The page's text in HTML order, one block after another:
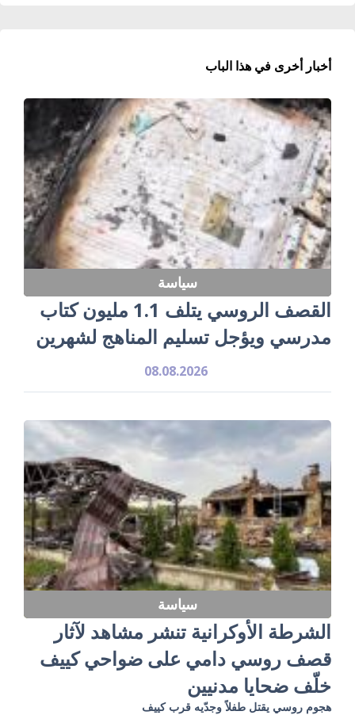
أخبار أخرى في هذا الباب
سياسة
القصف الروسي يتلف 1.1 مليون كتاب
مدرسي ويؤجل تسليم المناهج لشهرين
08.08.2026
سياسة
الشرطة الأوكرانية تنشر مشاهد لآثار
قصف روسي دامي على ضواحي كييف
خلّف ضحايا مدنيين
هجوم روسي يقتل طفلاً وجدّيه قرب كييف